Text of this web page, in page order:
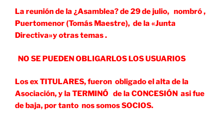
La reunión de la ¿Asamblea? de 29 de julio, nombró ,
Puertomenor (Tomás Maestre), de la «Junta
Directiva»y otras temas .
NO SE PUEDEN OBLIGARLOS LOS USUARIOS
Los ex TITULARES, fueron obligado el alta de la
Asociación, y la TERMINÓ de la CONCESIÓN asi fue
de baja, por tanto nos somos SOCIOS.